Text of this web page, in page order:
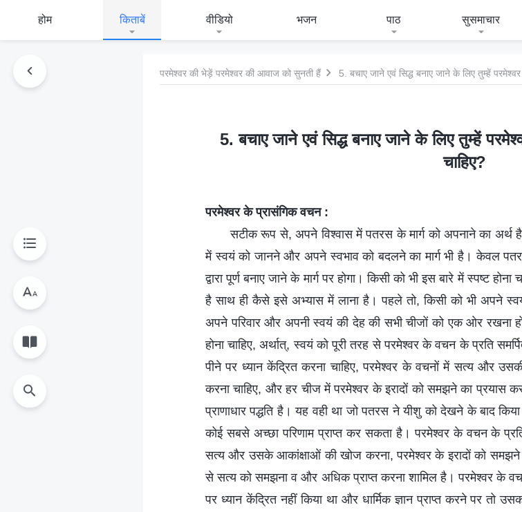
होम किताबें वीडियो भजन पाठ सुसमाचार
परमेश्वर की भेड़ें परमेश्वर की आवाज को सुनती हैं 5. बचाए जाने एवं सिद्ध बनाए जाने के लिए तुम्हें
5. बचाए जाने एवं सिद्ध बनाए जाने के लिए तुम्हें
चाहिए?
परमेश्वर के प्रासंगिक वचन :
सटीक रूप से, अपने विश्वास में पतरस के मार्ग को अपनाने का अर्थ
में स्वयं को जानने और अपने स्वभाव को बदलने का मार्ग भी है। केवल
द्वारा पूर्ण बनाए जाने के मार्ग पर होगा। किसी को भी इस बारे में स्पष्ट
है साथ ही कैसे इसे अभ्यास में लाना है। पहले तो, किसी को भी अपने
अपने परिवार और अपनी स्वयं की देह की सभी चीजों को एक ओर रखना
होना चाहिए, अर्थात्, स्वयं को पूरी तरह से परमेश्वर के वचन के प्रति
पीने पर ध्यान केंद्रित करना चाहिए, परमेश्वर के वचनों में सत्य और
करना चाहिए, और हर चीज में परमेश्वर के इरादों को समझने का प्रयास
प्राणाधार पद्धति है। यह वही था जो पतरस ने यीशु को देखने के बाद
कोई सबसे अच्छा परिणाम प्राप्त कर सकता है। परमेश्वर के वचन के
सत्य और उसके आकांक्षाओं की खोज करना, परमेश्वर के इरादों को समझने
से सत्य को समझना व और अधिक प्राप्त करना शामिल है। परमेश्वर के
पर ध्यान केंद्रित नहीं किया था और धार्मिक ज्ञान प्राप्त करने पर तो